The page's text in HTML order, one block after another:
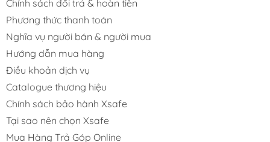
Chính sách đổi trả & hoàn tiền
Phương thức thanh toán
Nghĩa vụ người bán & người mua
Hướng dẫn mua hàng
Điều khoản dịch vụ
Catalogue thương hiệu
Chính sách bảo hành Xsafe
Tại sao nên chọn Xsafe
Mua Hàng Trả Góp Online